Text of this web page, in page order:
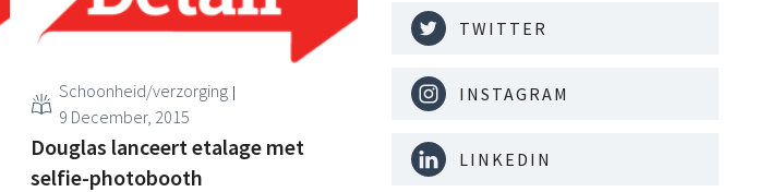
Schoonheid/verzorging
9 December, 2015
Douglas lanceert etalage met
selfie-photobooth
TWITTER
INSTAGRAM
LINKEDIN